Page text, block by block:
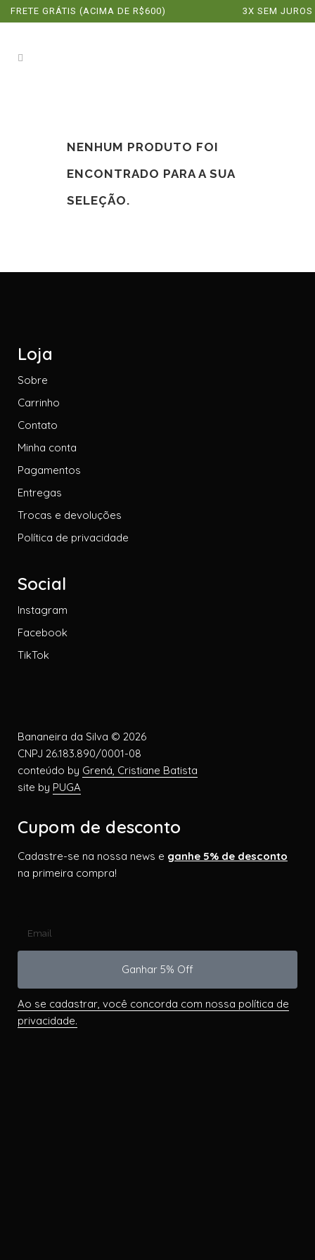
FRETE GRÁTIS (ACIMA DE R$600) 3X SEM JUROS
NENHUM PRODUTO FOI
ENCONTRADO PARA A SUA
SELEÇÃO.
Loja
Sobre
Carrinho
Contato
Minha conta
Pagamentos
Entregas
Trocas e devoluções
Política de privacidade
Social
Instagram
Facebook
TikTok
Bananeira da Silva © 2026
CNPJ 26.183.890/0001-08
conteúdo by Grená, Cristiane Batista
site by PUGA
Cupom de desconto
Cadastre-se na nossa news e ganhe 5% de desconto
na primeira compra!
Ganhar 5% Off
Ao se cadastrar, você concorda com nossa política de
privacidade.